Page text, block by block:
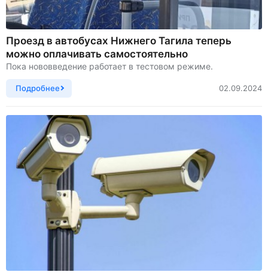
Проезд в автобусах Нижнего Тагила теперь
можно оплачивать самостоятельно
Пока нововведение работает в тестовом режиме.
Подробнее 02.09.2024